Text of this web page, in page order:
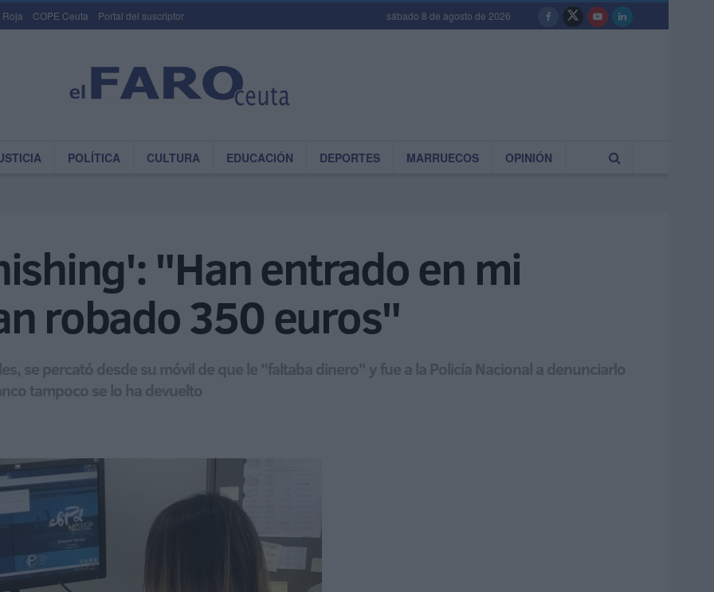
Roja COPE Ceuta Portal del suscriptor sábado 8 de agosto de 2026
POLÍTICA CULTURA EDUCACIÓN DEPORTES MARRUECOS OPINIÓN
"Han entrado en mi
robado 350 euros"
se percató desde su móvil de que le "faltaba dinero" y fue a la Policía Nacional a denunciarlo
tampoco se lo ha devuelto